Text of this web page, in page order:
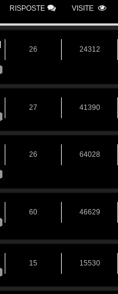
RISPOSTE VISITE
26 24312
27 41390
26 64028
60 46629
15 15530